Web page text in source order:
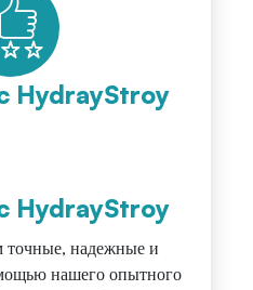
HydrayStroy
HydrayStroy
точные, надежные и
нашего опытного